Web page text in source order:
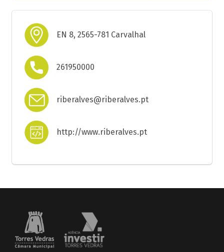
EN 8, 2565-781 Carvalhal
261950000
riberalves@riberalves.pt
http://www.riberalves.pt